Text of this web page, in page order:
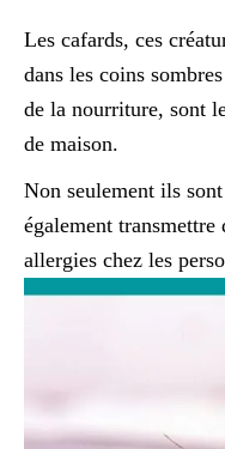
Les cafards, ces
dans les coins
de la nourriture, sont
de maison.
Non seulement ils
également transmettre
allergies chez les